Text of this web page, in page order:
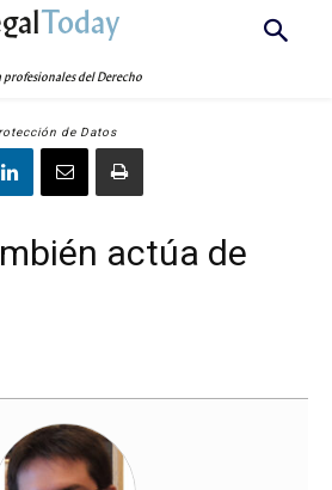
Today
profesionales del Derecho
de Datos
actúa de